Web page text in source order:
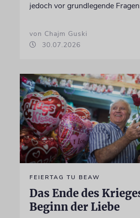
jedoch vor grundlegende Fragen
von Chajm Guski
30.07.2026
FEIERTAG TU BEAW
Das Ende des
Beginn der Liebe